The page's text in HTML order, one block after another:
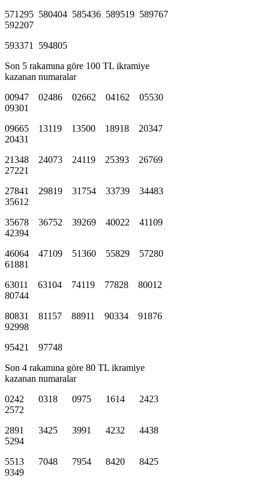
571295 580404 585436 589519 589767
592207
593371 594805
Son 5 rakamına göre 100 TL ikramiye
kazanan numaralar
00947 02486 02662 04162 05530
09301
09665 13119 13500 18918 20347
20431
21348 24073 24119 25393 26769
27221
27841 29819 31754 33739 34483
35612
35678 36752 39269 40022 41109
42394
46064 47109 51360 55829 57280
61881
63011 63104 74119 77828 80012
80744
80831 81157 88911 90334 91876
92998
95421 97748
Son 4 rakamına göre 80 TL ikramiye
kazanan numaralar
0242 0318 0975 1614 2423
2572
2891 3425 3991 4232 4438
5294
5513 7048 7954 8420 8425
9349